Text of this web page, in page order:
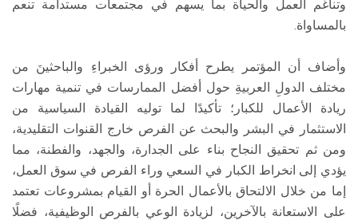
وتناغم العمل والحياة بما يسهم في مجتمعات مستدامة تنعم
بالمساواة.
وأضاف أن المؤتمر يطرح أفكار ورؤى الخبراءِ والباحثينَ من
مختلف الدولِ العربيةِ حول أفضل الممارسات في تنمية مهارات
ريادة الأعمال للكبار؛ تأكيدًا لما توليه القيادة السياسية من
الاستثمار في البشر والبحث عن الفرص خارج القنوات التقليدية،
ومن ثم تحقيق النجاح بناء على الجدارة، والجهد، والفطنة، مما
يؤدي إلى انخراط الكبار في السعي وراء الفرص في سوق العمل،
إما من خلال الالتحاق بالأعمال الحرة أو القيام بمشروعات تعتمد
على الاستعانة بالآخرين، لزيادة الوعي بالفرص الوظيفية، فضلًا